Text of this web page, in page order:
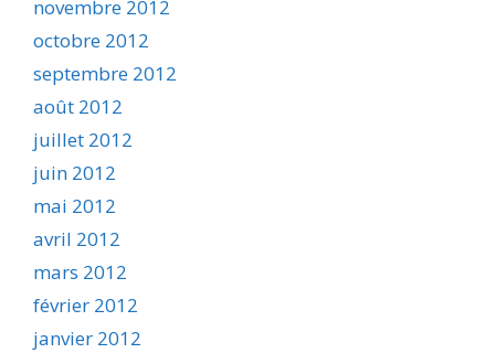
novembre 2012
octobre 2012
septembre 2012
août 2012
juillet 2012
juin 2012
mai 2012
avril 2012
mars 2012
février 2012
janvier 2012